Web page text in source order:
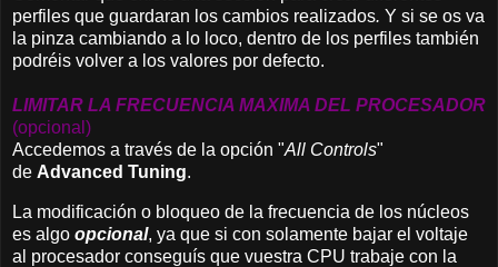
perfiles que guardaran los cambios realizados. Y si se os va
la pinza cambiando a lo loco, dentro de los perfiles también
podréis volver a los valores por defecto.
LIMITAR LA FRECUENCIA MAXIMA DEL PROCESADOR
(opcional)
Accedemos a través de la opción "All Controls"
de Advanced Tuning.
La modificación o bloqueo de la frecuencia de los núcleos
es algo opcional, ya que si con solamente bajar el voltaje
al procesador conseguís que vuestra CPU trabaje con la